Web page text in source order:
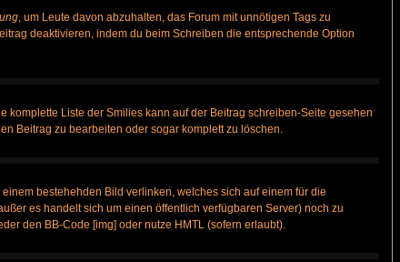
, um Leute davon abzuhalten, das Forum mit unnötigen Tags zu
deaktivieren, indem du beim Schreiben die entsprechende Option
komplette Liste der Smilies kann auf der Beitrag schreiben-Seite gesehen
Beitrag zu bearbeiten oder sogar komplett zu löschen.
bestehehden Bild verlinken, welches sich auf einem für die
es handelt sich um einen öffentlich verfügbaren Server) noch zu
den BB-Code [img] oder nutze HMTL (sofern erlaubt).